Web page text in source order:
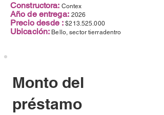
Constructora: Contex
Año de entrega: 2026
Precio desde : $213.525.000
Ubicación: Bello, sector tierradentro
Monto del
préstamo